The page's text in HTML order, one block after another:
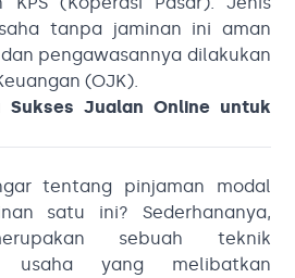
tanpa jaminan ini aman
pengawasannya dilakukan
(OJK).
Sukses Jualan Online untuk
tentang pinjaman modal
satu ini? Sederhananya,
sebuah teknik
usaha yang melibatkan